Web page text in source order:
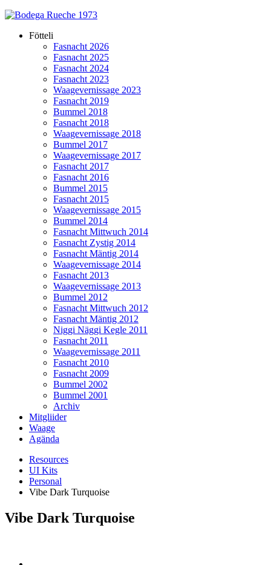
Fötteli
Fasnacht 2026
Fasnacht 2025
Fasnacht 2024
Fasnacht 2023
Waagevernissage 2023
Fasnacht 2019
Bummel 2018
Fasnacht 2018
Waagevernissage 2018
Bummel 2017
Waagevernissage 2017
Fasnacht 2017
Fasnacht 2016
Bummel 2015
Fasnacht 2015
Waagevernissage 2015
Bummel 2014
Fasnacht Mittwuch 2014
Fasnacht Zystig 2014
Fasnacht Mäntig 2014
Waagevernissage 2014
Fasnacht 2013
Waagevernissage 2013
Bummel 2012
Fasnacht Mittwuch 2012
Fasnacht Mäntig 2012
Niggi Näggi Kegle 2011
Fasnacht 2011
Waagevernissage 2011
Fasnacht 2010
Fasnacht 2009
Bummel 2002
Bummel 2001
Archiv
Mitgliider
Waage
Agända
Resources
UI Kits
Personal
Vibe Dark Turquoise
Vibe Dark Turquoise